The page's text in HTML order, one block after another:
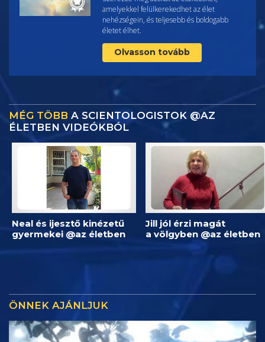
amelyekkel felülkerekedhet az élet
nehézségein, és teljesebb és boldogabb
életet élhet.
Olvasson tovább
MÉG TÖBB A SCIENTOLOGISTOK @AZ
ÉLETBEN VIDEÓKBÓL
Neal és ijesztő kinézetű
gyermekei @az életben
Jill jól érzi magát
a völgyben @az életben
ÖNNEK AJÁNLJUK